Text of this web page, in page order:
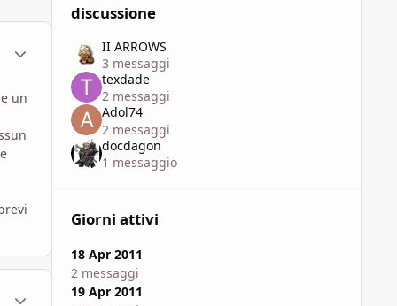
Statistiche Autore
un
Statistiche Autore
discussione
II ARROWS
3 messaggi
texdade
2 messaggi
Adol74
2 messaggi
docdagon
1 messaggio
Giorni attivi
18 Apr 2011
2 messaggi
19 Apr 2011